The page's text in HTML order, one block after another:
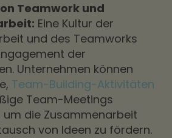
Teamwork und
Eine Kultur der
und des Teamworks
der
Unternehmen können
Team-Building-Aktivitäten
Team-Meetings
um die Zusammenarbeit
von Ideen zu fördern.